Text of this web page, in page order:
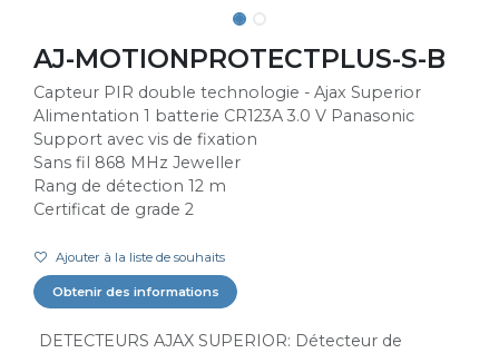
AJ-MOTIONPROTECTPLUS-S-B
Capteur PIR double technologie - Ajax Superior
Alimentation 1 batterie CR123A 3.0 V Panasonic
Support avec vis de fixation
Sans fil 868 MHz Jeweller
Rang de détection 12 m
Certificat de grade 2
Ajouter à la liste de souhaits
Obtenir des informations
DETECTEURS AJAX SUPERIOR: Détecteur de